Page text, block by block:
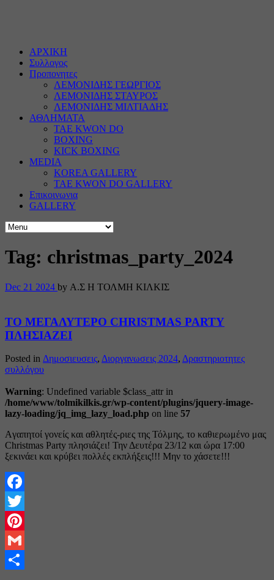
ΑΡΧΙΚΗ
Συλλογος
Προπονητες
ΛΕΜΟΝΙΔΗΣ ΓΕΩΡΓΙΟΣ
ΛΕΜΟΝΙΔΗΣ ΣΤΑΥΡΟΣ
ΛΕΜΟΝΙΔΗΣ ΜΙΛΤΙΑΔΗΣ
ΑΘΛΗΜΑΤΑ
TAE KWON DO
BOXING
KICK BOXING
MEDIA
KOREA GALLERY
TAE KWON DO GALLERY
Επικοινωνια
GALLERY
Tag: christmas_party_2024
Dec 21 2024 by Α.Σ Η ΤΟΛΜΗ ΚΙΛΚΙΣ
TΟ ΜΕΓΑΛΥΤΕΡΟ CHRISTMAS PARTY
ΠΛΗΣΙΑΖΕΙ
Posted in Δημοσιευσεις, Διοργανωσεις 2024, Δραστηριοτητες
συλλόγου
Warning: Undefined variable $class_attr in
/home/www/tolmikilkis.gr/wp-content/plugins/jquery-image-
lazy-loading/jq_img_lazy_load.php on line 57
Aγαπητοί γονείς και αθλητές-ριες της Τόλμης, το καθιερωμένο μας
Christmas Party πλησιάζει! Την Δευτέρα 23/12 και ώρα 17:00
ξεκινάει και κρύβει πολλές εκπλήξεις!!! Μην το χάσετε!!!
Facebook
Twitter
Pinterest
Gmail